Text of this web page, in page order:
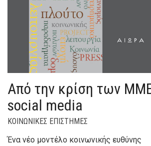
Από την κρίση των
social media
ΚΟΙΝΩΝΙΚΕΣ ΕΠΙΣΤΗΜΕΣ
Ένα νέο μοντέλο κοινωνικής ευθύνης